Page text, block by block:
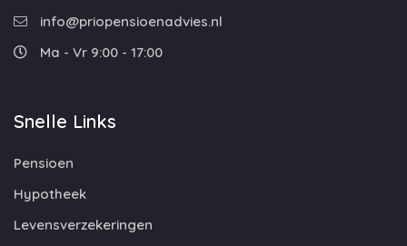
info@priopensioenadvies.nl
Ma - Vr 9:00 - 17:00
Snelle Links
Pensioen
Hypotheek
Levensverzekeringen